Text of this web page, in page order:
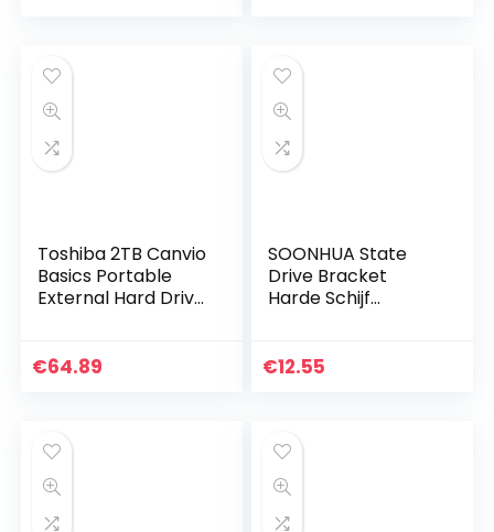
Toshiba 2TB Canvio
Basics Portable
External Hard Drive,
€64.89
SOONHUA State
Drive Bracket
Harde Schijf
Accessoire
€12.55